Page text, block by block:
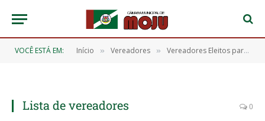
VOCÊ ESTÁ EM: Início » Vereadores » Vereadores Eleitos para o Exercício de 2021 a 2024
Lista de vereadores 0